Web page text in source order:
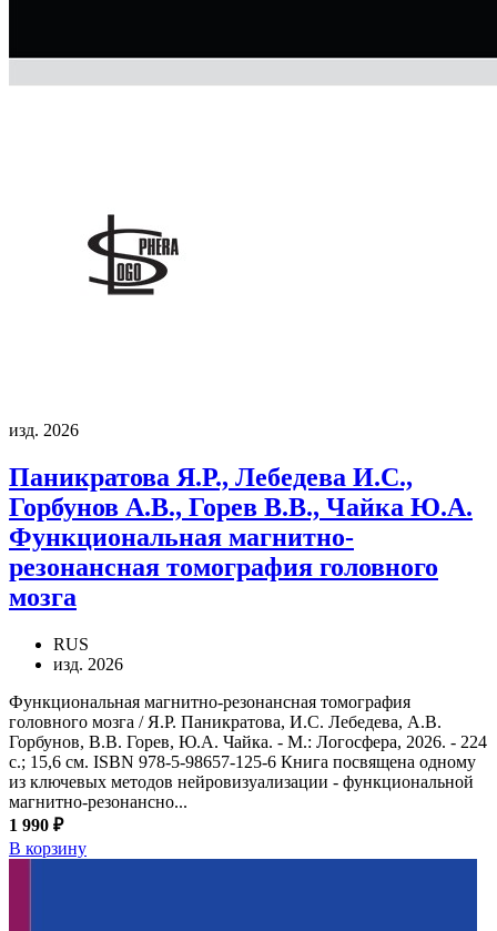
изд. 2026
Паникратова Я.Р., Лебедева И.С.,
Горбунов А.В., Горев В.В., Чайка Ю.А.
Функциональная магнитно-
резонансная томография головного
мозга
RUS
изд. 2026
Функциональная магнитно-резонансная томография
головного мозга / Я.Р. Паникратова, И.С. Лебедева, А.В.
Горбунов, В.В. Горев, Ю.А. Чайка. - М.: Логосфера, 2026. - 224
с.; 15,6 см. ISBN 978-5-98657-125-6 Книга посвящена одному
из ключевых методов нейровизуализации - функциональной
магнитно-резонансно...
1 990 ₽
В корзину